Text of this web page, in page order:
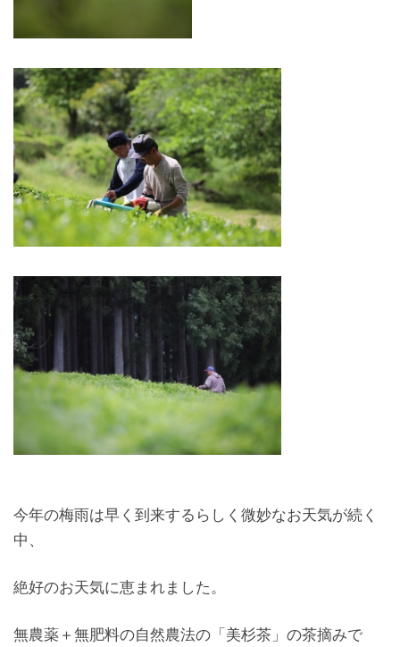
今年の梅雨は早く到来するらしく微妙なお天気が続く
中、
絶好のお天気に恵まれました。
無農薬＋無肥料の自然農法の「美杉茶」の茶摘みで